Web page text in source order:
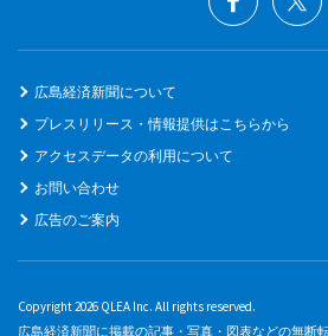
広島経済新聞について
プレスリリース・情報提供はこちらから
アクセスデータの利用について
お問い合わせ
広告のご案内
Copyright 2026 QLEA Inc. All rights reserved.
広島経済新聞に掲載の記事・写真・図表などの無断